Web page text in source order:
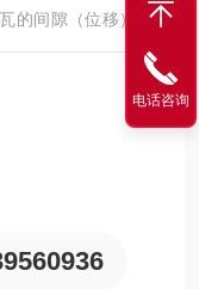
的间隙（位移）而设
体化结构，安装方
的位移测量和过程控
电话咨询